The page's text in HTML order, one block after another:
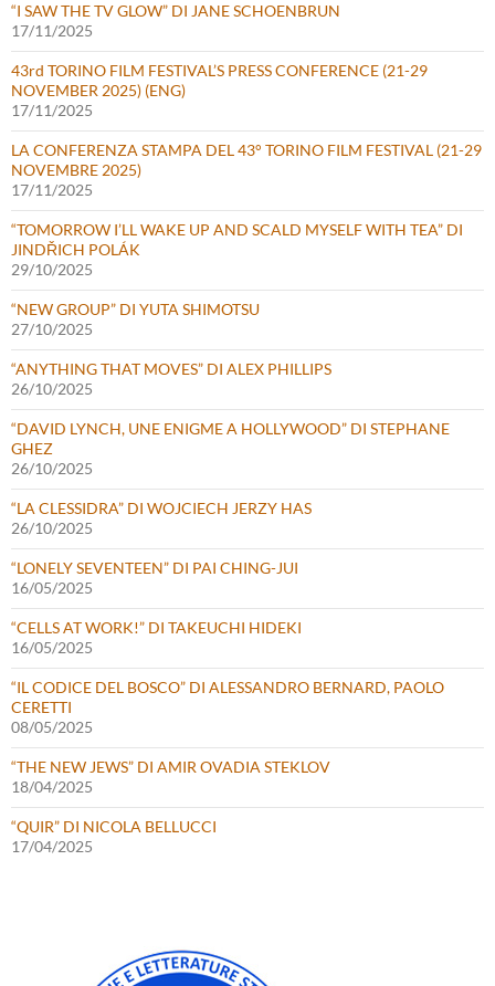
“I SAW THE TV GLOW” DI JANE SCHOENBRUN
17/11/2025
43rd TORINO FILM FESTIVAL’S PRESS CONFERENCE (21-29
NOVEMBER 2025) (ENG)
17/11/2025
LA CONFERENZA STAMPA DEL 43° TORINO FILM FESTIVAL (21-29
NOVEMBRE 2025)
17/11/2025
“TOMORROW I’LL WAKE UP AND SCALD MYSELF WITH TEA” DI
JINDŘICH POLÁK
29/10/2025
“NEW GROUP” DI YUTA SHIMOTSU
27/10/2025
“ANYTHING THAT MOVES” DI ALEX PHILLIPS
26/10/2025
“DAVID LYNCH, UNE ENIGME A HOLLYWOOD” DI STEPHANE
GHEZ
26/10/2025
“LA CLESSIDRA” DI WOJCIECH JERZY HAS
26/10/2025
“LONELY SEVENTEEN” DI PAI CHING-JUI
16/05/2025
“CELLS AT WORK!” DI TAKEUCHI HIDEKI
16/05/2025
“IL CODICE DEL BOSCO” DI ALESSANDRO BERNARD, PAOLO
CERETTI
08/05/2025
“THE NEW JEWS” DI AMIR OVADIA STEKLOV
18/04/2025
“QUIR” DI NICOLA BELLUCCI
17/04/2025